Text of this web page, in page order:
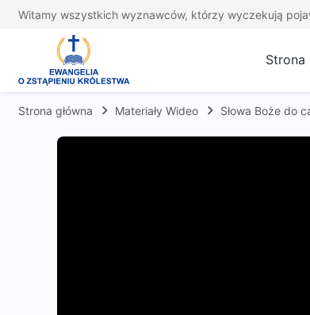
Witamy wszystkich wyznawców, którzy wyczekują
Strona
Strona główna Materiały Wideo Słowa Boże do